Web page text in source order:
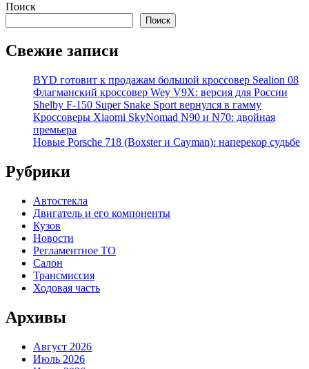
Поиск
Поиск
Свежие записи
BYD готовит к продажам большой кроссовер Sealion 08
Флагманский кроссовер Wey V9X: версия для России
Shelby F-150 Super Snake Sport вернулся в гамму
Кроссоверы Xiaomi SkyNomad N90 и N70: двойная
премьера
Новые Porsche 718 (Boxster и Cayman): наперекор судьбе
Рубрики
Автостекла
Двигатель и его компоненты
Кузов
Новости
Регламентное ТО
Салон
Трансмиссия
Ходовая часть
Архивы
Август 2026
Июль 2026